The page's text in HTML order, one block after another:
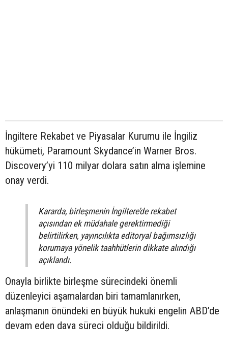
İngiltere Rekabet ve Piyasalar Kurumu ile İngiliz
hükümeti, Paramount Skydance’in Warner Bros.
Discovery’yi 110 milyar dolara satın alma işlemine
onay verdi.
Kararda, birleşmenin İngiltere’de rekabet
açısından ek müdahale gerektirmediği
belirtilirken, yayıncılıkta editoryal bağımsızlığı
korumaya yönelik taahhütlerin dikkate alındığı
açıklandı.
Onayla birlikte birleşme sürecindeki önemli
düzenleyici aşamalardan biri tamamlanırken,
anlaşmanın önündeki en büyük hukuki engelin ABD’de
devam eden dava süreci olduğu bildirildi.